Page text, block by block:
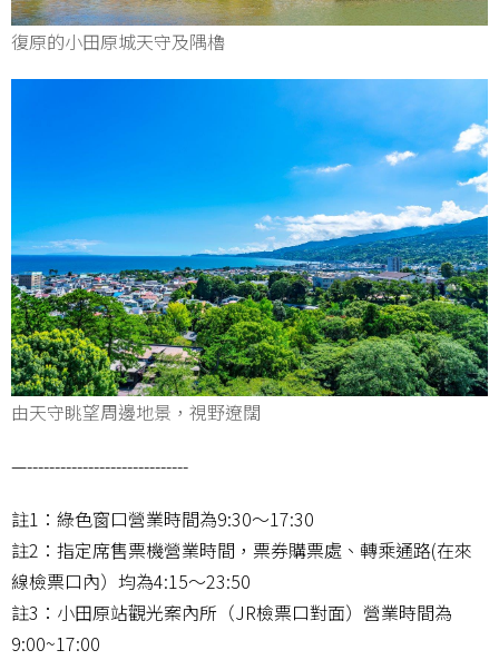
復原的小田原城天守及隅櫓
由天守眺望周邊地景，視野遼闊
—-----------------------------
註1：綠色窗口營業時間為9:30～17:30
註2：指定席售票機營業時間，票券購票處、轉乘通路(在來
線檢票口內）均為4:15～23:50
註3：小田原站觀光案內所（JR檢票口對面）營業時間為
9:00~17:00